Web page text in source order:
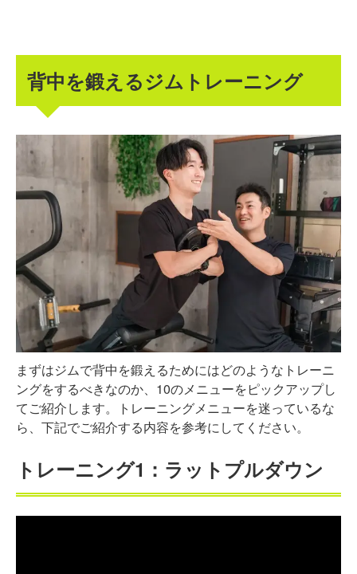
背中を鍛えるジムトレーニング
まずはジムで背中を鍛えるためにはどのようなトレーニ
ングをするべきなのか、10のメニューをピックアップし
てご紹介します。トレーニングメニューを迷っているな
ら、下記でご紹介する内容を参考にしてください。
トレーニング1：ラットプルダウン